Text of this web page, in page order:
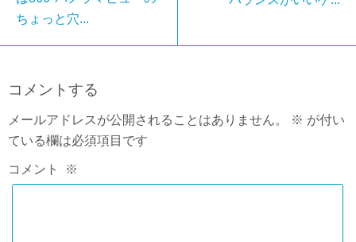
ちょっと穴...
コメントする
メールアドレスが公開されることはありません。 ※ が付い
ている欄は必須項目です
コメント ※